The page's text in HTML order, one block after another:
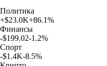
Политика
+$23.0K+86.1%
Финансы
-$199.02-1.2%
Спорт
-$1.4K-8.5%